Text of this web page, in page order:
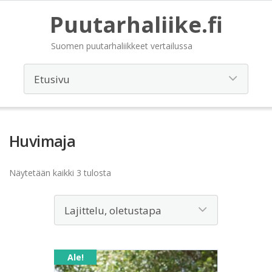
Puutarhaliike.fi
Suomen puutarhaliikkeet vertailussa
Huvimaja
Näytetään kaikki 3 tulosta
Ale!